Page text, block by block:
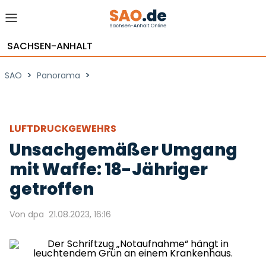
SACHSEN-ANHALT
SAO > Panorama >
LUFTDRUCKGEWEHRS
Unsachgemäßer Umgang
mit Waffe: 18-Jähriger
getroffen
Von dpa 21.08.2023, 16:16